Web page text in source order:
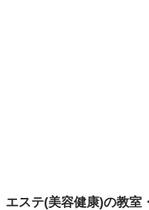
エステ(美容健康)の教室